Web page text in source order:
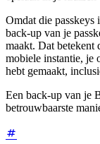
Omdat die passkeys
back-up van je
maakt. Dat betekent
mobiele instantie, je
hebt gemaakt,
Een back-up van je
betrouwbaarste